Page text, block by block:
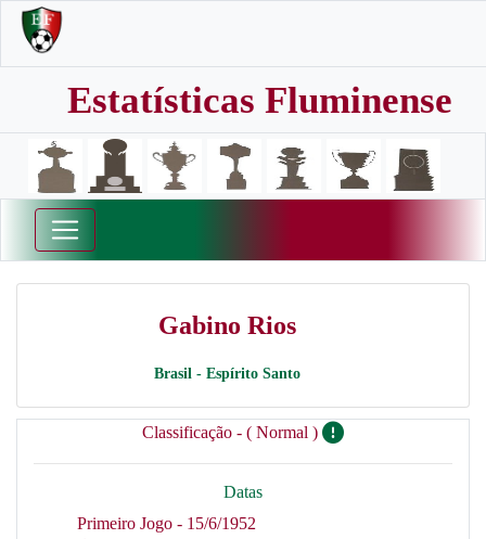
Estatísticas Fluminense
Gabino Rios
Brasil - Espírito Santo
Classificação - ( Normal )
Datas
Primeiro Jogo - 15/6/1952